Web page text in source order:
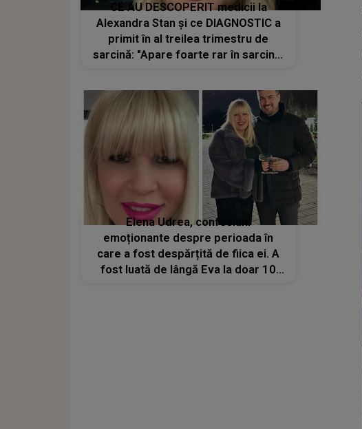
CE AU DESCOPERIT medicii la
Alexandra Stan și ce DIAGNOSTIC a
primit în al treilea trimestru de
sarcină: "Apare foarte rar în sarcină.
Elena Udrea, confesiuni
emoționante despre perioada în
care a fost despărțită de fiica ei. A
fost luată de lângă Eva la doar 10